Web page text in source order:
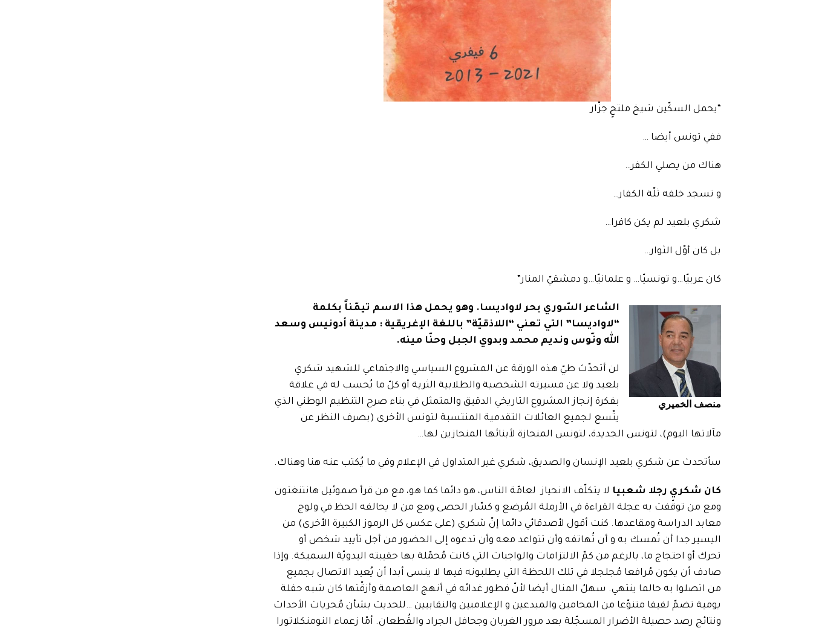
“يحمل السكّين شيخ ملتحٍ جزّار
ففي تونس أيضا …
هناك من يصلي الكفر…
و تسجد خلفه ثلّة الكفار…
شكري بلعيد لم يكن كافرا…
بل كان أوّل الثوار…
كان عربيّا…و تونسيّا… و علمانيّا…و دمشقيّ المنار”
منصف الخميري
الشاعر السّوري بحر لاواديسا. وهو يحمل هذا الاسم تيمّناً بكلمة
“لاواديسا” التي تعني “اللاذقيّة” باللغة الإغريقية : مدينة أدونيس وسعد
الله ونّوس ونديم محمد وبدوي الجبل وحنّا مينه.
لن أتحدّث طيّ هذه الورقة عن المشروع السياسي والاجتماعي للشهيد شكري
بلعيد ولا عن مسيرته الشخصية والطلابية الثرية أو كلّ ما يُحسب له في علاقة
بفكرة إنجاز المشروع التاريخي الدقيق والمتمثل في بناء صرح التنظيم الوطني الذي
يتّسع لجميع العائلات التقدمية المنتسبة لتونس الأخرى (بصرف النظر عن
مآلاتها اليوم)، لتونس الجديدة، لتونس المنحازة لأبنائها المنحازين لها…
سأتحدث عن شكري بلعيد الإنسان والصديق، شكري غير المتداول في الإعلام وفي ما يُكتب عنه هنا وهناك.
كان شكري رجلا شعبيا لا يتكلّف الانحياز لعامّة الناس، هو دائما كما هو، مع من قرأ صموئيل هانتنغتون
ومع من توقّفت به عجلة القراءة في الأرملة المُرضع و كسّار الحصى ومع من لا يحالفه الحظ في ولوج
معابد الدراسة ومقاعدها. كنت أقول لأصدقائي دائما إنّ شكري (على عكس كل الرموز الكبيرة الأخرى) من
اليسير جدا أن تُمسك به و أن تُهاتفه وأن تتواعد معه وأن تدعوه إلى الحضور من أجل تأييد شخص أو
تحرك أو احتجاج ما، بالرغم من كمّ الالتزامات والواجبات التي كانت مُحمّلة بها حقيبته اليدويّة السميكة. وإذا
صادف أن يكون مُرافعا مُجلجلا في تلك اللحظة التي يطلبونه فيها لا ينسى أبدا أن يُعيد الاتصال بجميع
من اتصلوا به حالما ينتهي. سهلُ المنال أيضا لأنّ فطور غدائه في أنهج العاصمة وأزقّتها كان شبه حفلة
يومية تضمّ لفيفا متنوّعا من المحامين والمبدعين و الإعلاميين والنقابيين …للحديث بشأن مُجريات الأحداث
ونتائج رصد حصيلة الأضرار المسجّلة بعد مرور الغربان وجحافل الجراد والقُطعان. أمّا زعماء النومنكلاتورا